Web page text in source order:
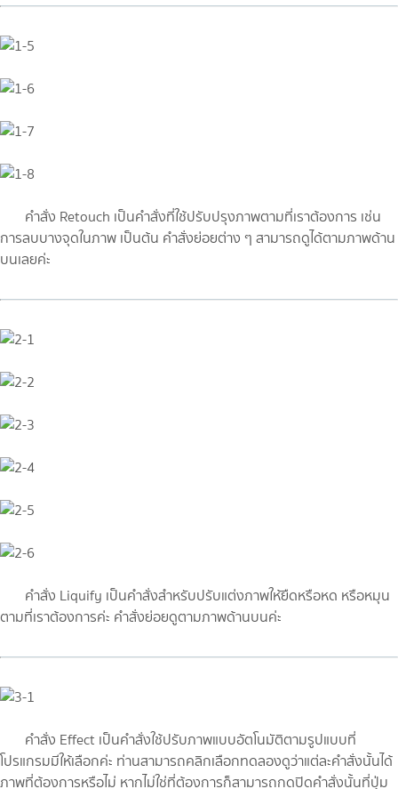
คำสั่ง Retouch เป็นคำสั่งที่ใช้ปรับปรุงภาพตามที่เราต้องการ เช่น
การลบบางจุดในภาพ เป็นต้น คำสั่งย่อยต่าง ๆ สามารถดูได้ตามภาพด้าน
บนเลยค่ะ
คำสั่ง Liquify เป็นคำสั่งสำหรับปรับแต่งภาพให้ยืดหรือหด หรือหมุน
ตามที่เราต้องการค่ะ คำสั่งย่อยดูตามภาพด้านบนค่ะ
คำสั่ง Effect เป็นคำสั่งใช้ปรับภาพแบบอัตโนมัติตามรูปแบบที่
โปรแกรมมีให้เลือกค่ะ ท่านสามารถคลิกเลือกทดลองดูว่าแต่ละคำสั่งนั้นได้
ภาพที่ต้องการหรือไม่ หากไม่ใช่ที่ต้องการก็สามารถกดปิดคำสั่งนั้นที่ปุ่ม